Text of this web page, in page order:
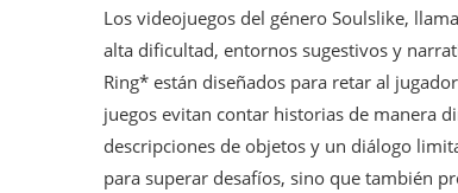
Los videojuegos del género Soulslike,
alta dificultad, entornos sugestivos y
Ring* están diseñados para retar al
juegos evitan contar historias de manera
descripciones de objetos y un diálogo
para superar desafíos, sino que también